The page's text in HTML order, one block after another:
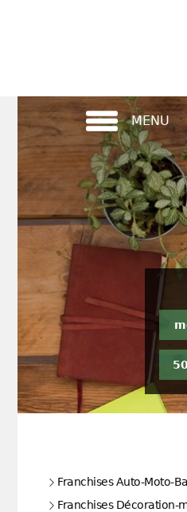
MENU
Franchises Auto-Moto-
Franchises Décoration-